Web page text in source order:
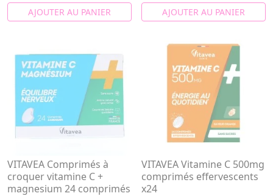
AJOUTER AU PANIER AJOUTER AU PANIER
VITAVEA Comprimés à
croquer vitamine C +
magnesium 24 comprimés
VITAVEA Vitamine C 500mg
comprimés effervescents
x24